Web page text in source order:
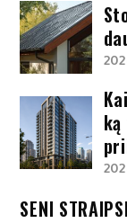
SENI